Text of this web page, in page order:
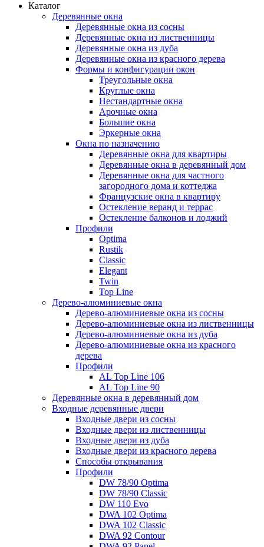
Каталог
Деревянные окна
Деревянные окна из сосны
Деревянные окна из лиственницы
Деревянные окна из дуба
Деревянные окна из красного дерева
Формы и конфигурации окон
Треугольные окна
Круглые окна
Нестандартные окна
Арочные окна
Большие окна
Эркерные окна
Окна по назначению
Деревянные окна для квартиры
Деревянные окна в деревянный дом
Деревянные окна для частного
загородного дома и коттеджа
Французские окна в квартиру
Остекление веранд и террас
Остекление балконов и лоджий
Профили
Optima
Rustik
Classic
Elegant
Twin
Top Line
Дерево-алюминиевые окна
Дерево-алюминиевые окна из сосны
Дерево-алюминиевые окна из лиственницы
Дерево-алюминиевые окна из дуба
Дерево-алюминиевые окна из красного
дерева
Профили
AL Top Line 106
AL Top Line 90
Деревянные окна в деревянный дом
Входные деревянные двери
Входные двери из сосны
Входные двери из лиственницы
Входные двери из дуба
Входные двери из красного дерева
Способы открывания
Профили
DW 78/90 Optima
DW 78/90 Classic
DW 110 Evo
DWA 102 Optima
DWA 102 Classic
DWA 92 Contour